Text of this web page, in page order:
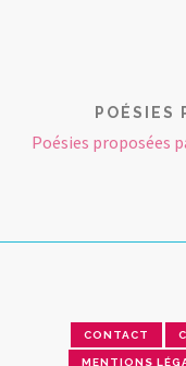
POÉSIES
Poésies proposées
CONTACT
MENTIONS